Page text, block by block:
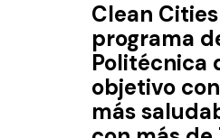
Clean
programa
Politécnica
objetivo
más